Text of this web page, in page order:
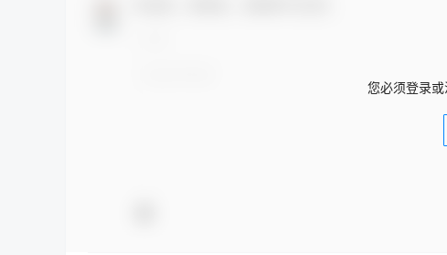
您必须登录